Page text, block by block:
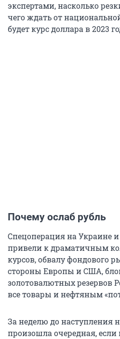
экспертами, насколько
чего ждать от
будет курс доллара в 2023
Почему ослаб рубль
Спецоперация на Украине и
привели к драматичным
курсов, обвалу фондового
стороны Европы и США,
золотовалютных резервов
все товары и нефтяным
За неделю до наступления
произошла очередная,